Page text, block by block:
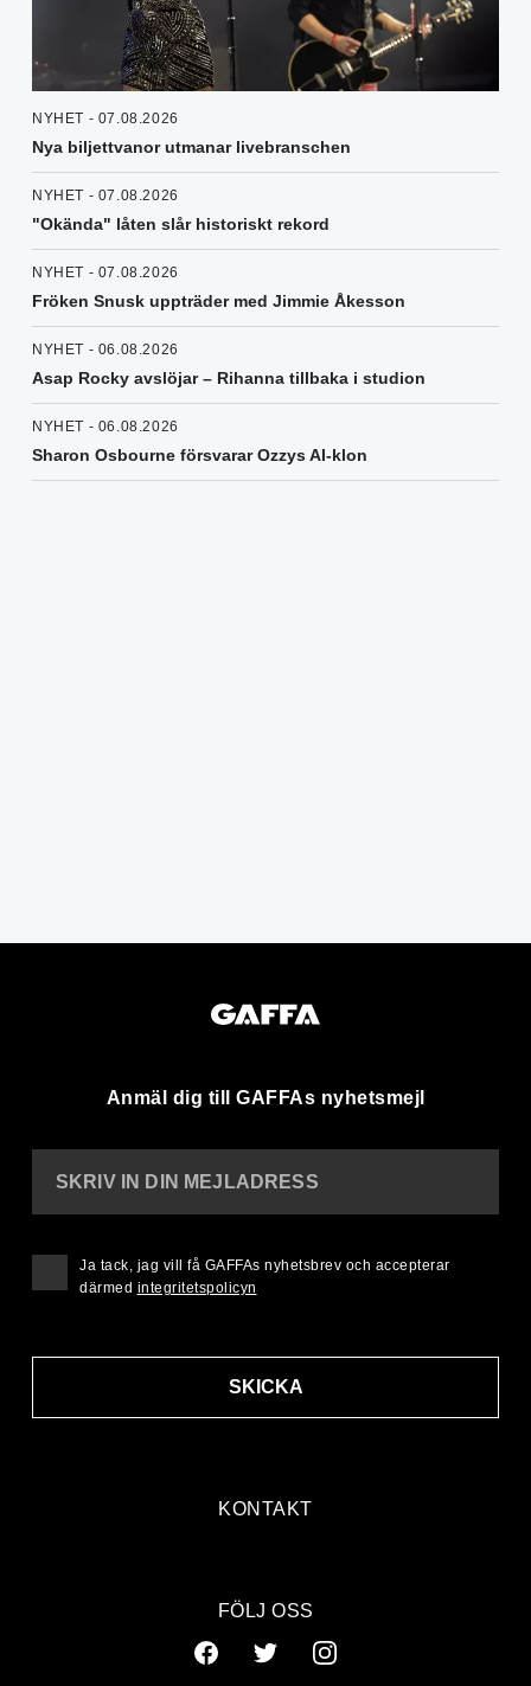
NYHET - 07.08.2026
Nya biljettvanor utmanar livebranschen
NYHET - 07.08.2026
"Okända" låten slår historiskt rekord
NYHET - 07.08.2026
Fröken Snusk uppträder med Jimmie Åkesson
NYHET - 06.08.2026
Asap Rocky avslöjar – Rihanna tillbaka i studion
NYHET - 06.08.2026
Sharon Osbourne försvarar Ozzys AI-klon
Anmäl dig till GAFFAs nyhetsmejl
KONTAKT
SKRIV IN DIN MEJLADRESS
SKICKA
Ja tack, jag vill få GAFFAs nyhetsbrev och accepterar
därmed integritetspolicyn
FÖLJ OSS